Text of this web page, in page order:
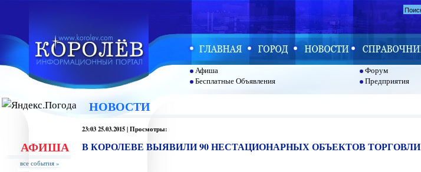
Афиша
Бесплатные Объявления
Форум
Предприятия
АФИША
все события »
НОВОСТИ
23:03 25.03.2015 | Просмотры:
В КОРОЛЕВЕ ВЫЯВИЛИ 90 НЕСТАЦИОНАРНЫХ ОБЪЕКТОВ ТОРГОВЛИ